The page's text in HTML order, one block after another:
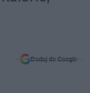
Dodaj do Google